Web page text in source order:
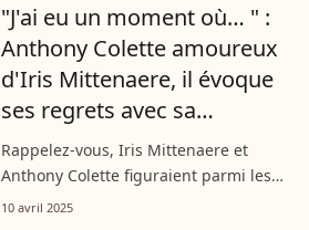
annonce importante faite sur
Instagram....
"J'ai eu un moment où… " :
Anthony Colette amoureux
d'Iris Mittenaere, il évoque
ses regrets avec sa
partenaire de Danse avec les
stars
Rappelez-vous, Iris Mittenaere et
Anthony Colette figuraient parmi les
duos phares de l'émission "Danse avec
10 avril 2025